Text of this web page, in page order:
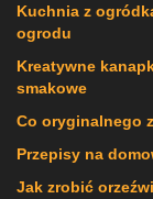
Kuchnia z
ogrodu
Kreatywne
smakowe
Co oryginalnego
Przepisy na
Jak zrobić